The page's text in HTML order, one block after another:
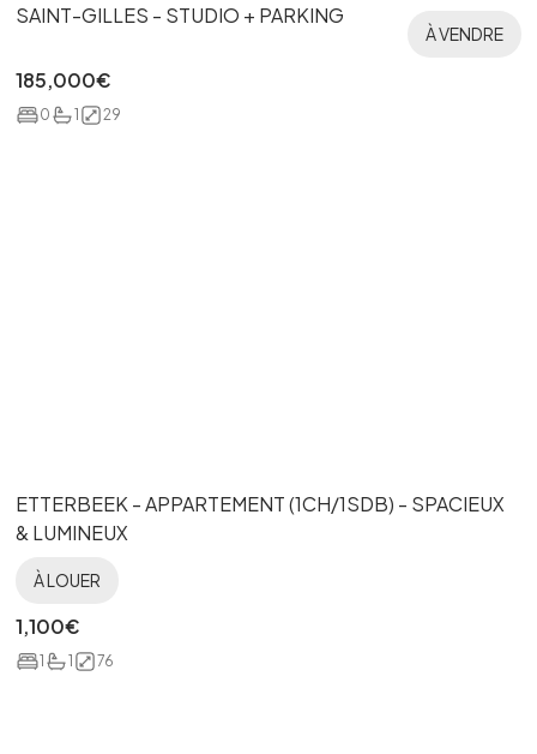
SAINT-GILLES - STUDIO + PARKING
À VENDRE
185,000€
0 1 29
ETTERBEEK - APPARTEMENT (1CH/1SDB) - SPACIEUX
& LUMINEUX
À LOUER
1,100€
1 1 76